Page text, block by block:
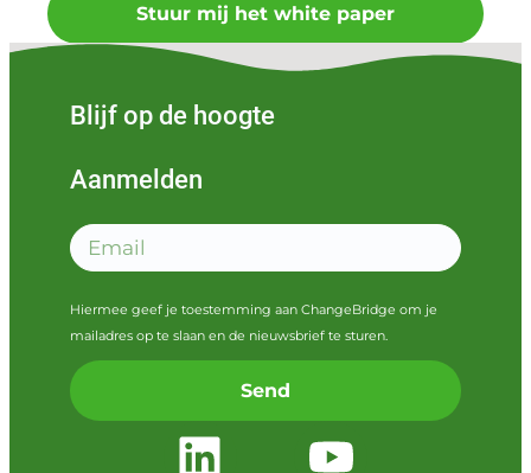
Stuur mij het white paper
Blijf op de hoogte
Aanmelden
Hiermee geef je toestemming aan ChangeBridge om je
mailadres op te slaan en de nieuwsbrief te sturen.
Send